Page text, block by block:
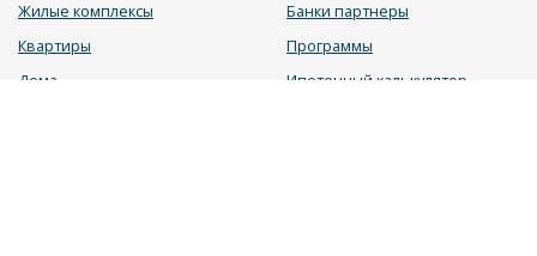
Жилые комплексы
Квартиры
Дома
Банки партнеры
Программы
Ипотечный калькулятор